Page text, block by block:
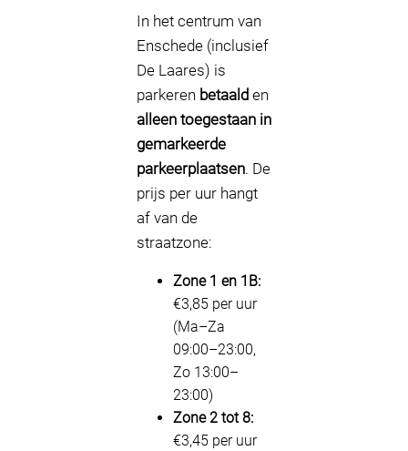
In het centrum van
Enschede (inclusief
De Laares) is
parkeren betaald en
alleen toegestaan in
gemarkeerde
parkeerplaatsen. De
prijs per uur hangt
af van de
straatzone:
Zone 1 en 1B:
€3,85 per uur
(Ma–Za
09:00–23:00,
Zo 13:00–
23:00)
Zone 2 tot 8:
€3,45 per uur